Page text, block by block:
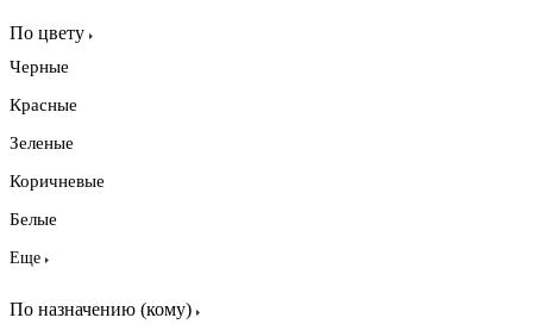
По цвету
Черные
Красные
Зеленые
Коричневые
Белые
Еще
По назначению (кому)